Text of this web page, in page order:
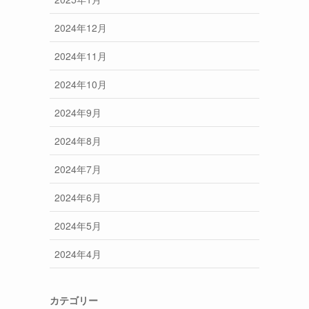
2024年12月
2024年11月
2024年10月
2024年9月
2024年8月
2024年7月
2024年6月
2024年5月
2024年4月
カテゴリー